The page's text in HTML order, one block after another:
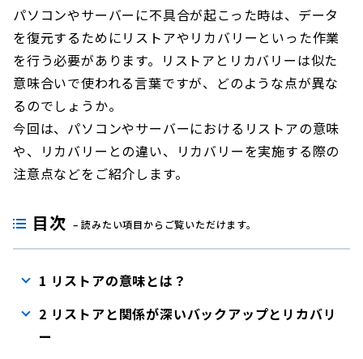
パソコンやサーバーに不具合が起こった時は、データ
を復元するためにリストアやリカバリーといった作業
を行う必要があります。リストアとリカバリーは似た
意味合いで使われる言葉ですが、どのような点が異な
るのでしょうか。
今回は、パソコンやサーバーにおけるリストアの意味
や、リカバリーとの違い、リカバリーを実施する際の
注意点などをご紹介します。
目次 – 読みたい項目からご覧いただけます。
1 リストアの意味とは？
2 リストアと関係が深いバックアップとリカバリ
ー